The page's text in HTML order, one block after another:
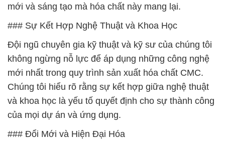
mới và sáng tạo mà hóa chất này mang lại.
### Sự Kết Hợp Nghệ Thuật và Khoa Học
Đội ngũ chuyên gia kỹ thuật và kỹ sư của chúng tôi
không ngừng nỗ lực để áp dụng những công nghệ
mới nhất trong quy trình sản xuất hóa chất CMC.
Chúng tôi hiểu rõ rằng sự kết hợp giữa nghệ thuật
và khoa học là yếu tố quyết định cho sự thành công
của mọi dự án và ứng dụng.
### Đổi Mới và Hiện Đại Hóa